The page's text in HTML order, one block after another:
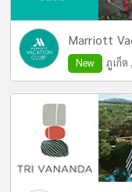
Marriott
New ภูเก็ต